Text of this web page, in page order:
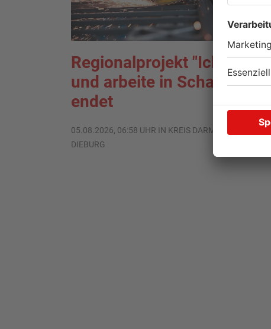
Regionalprojekt "Ich lebe
und arbeite in Schaafheim"
endet
05.08.2026, 06:58 UHR IN KREIS DARMSTADT-
DIEBURG